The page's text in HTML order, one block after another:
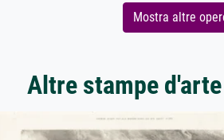
Mostra altre
Altre stampe